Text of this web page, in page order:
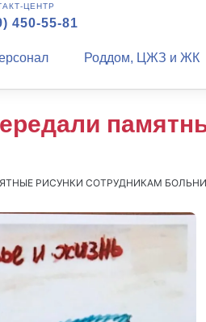
ЦЕНТР
450-55-81
Роддом, ЦЖЗ и ЖК
РИСУНКИ СОТРУДНИКАМ